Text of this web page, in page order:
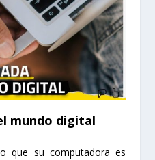
mundo digital
que su computadora es